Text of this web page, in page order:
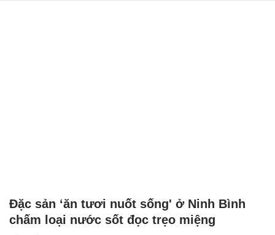
Đặc sản ‘ăn tươi nuốt sống' ở Ninh Bình
chấm loại nước sốt đọc trẹo miệng